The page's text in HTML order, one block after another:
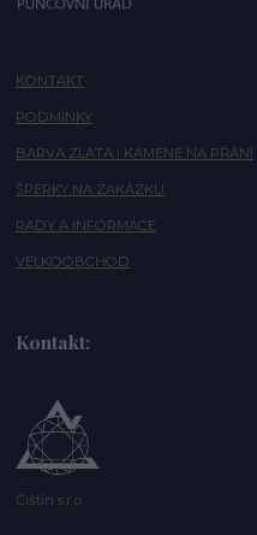
KONTAKT
PODMÍNKY
BARVA ZLATA I KAMENE NA PŘÁNÍ
ŠPERKY NA ZAKÁZKU
RADY A INFORMACE
VELKOOBCHOD
Kontakt:
Čištín s.r.o.